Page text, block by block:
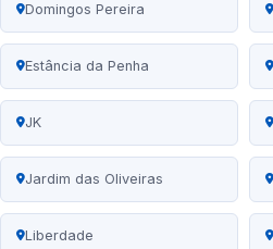
Domingos Pereira
Estância da Penha
JK
Jardim das Oliveiras
Liberdade